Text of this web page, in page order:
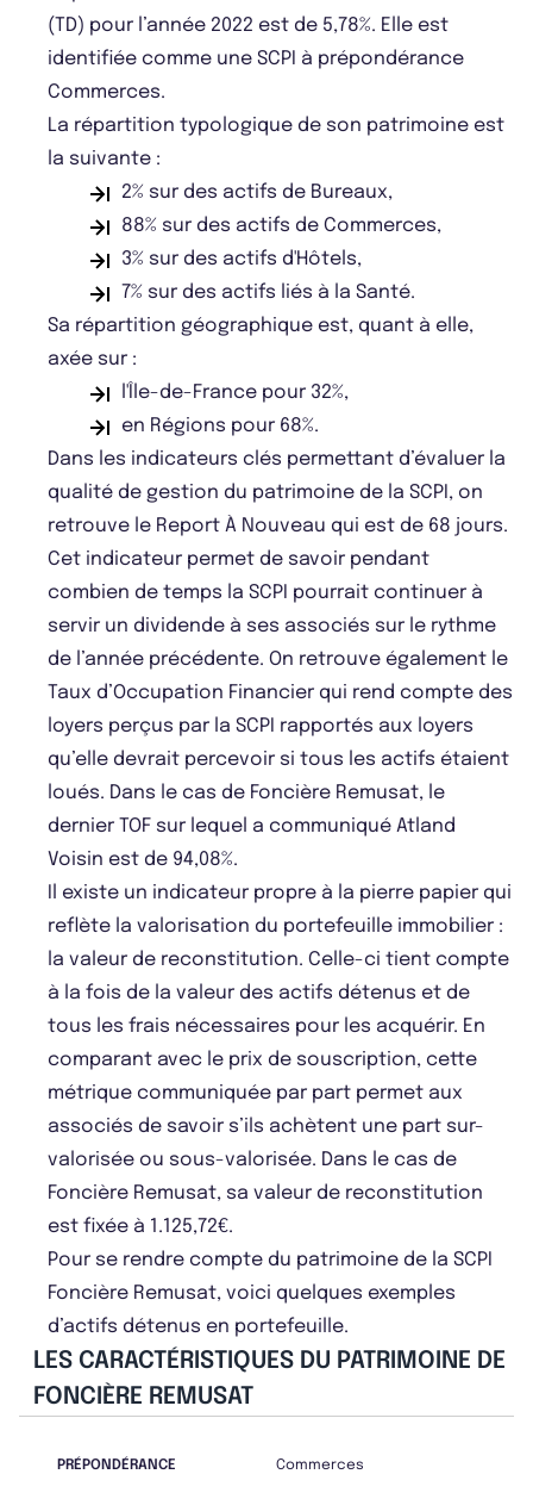
(TD) pour l’année 2022 est de 5,78%. Elle est
identifiée comme une SCPI à prépondérance
Commerces.
La répartition typologique de son patrimoine est
la suivante :
2% sur des actifs de Bureaux,
88% sur des actifs de Commerces,
3% sur des actifs d'Hôtels,
7% sur des actifs liés à la Santé.
Sa répartition géographique est, quant à elle,
axée sur :
l'Île-de-France pour 32%,
en Régions pour 68%.
Dans les indicateurs clés permettant d’évaluer la
qualité de gestion du patrimoine de la SCPI, on
retrouve le Report À Nouveau qui est de 68 jours.
Cet indicateur permet de savoir pendant
combien de temps la SCPI pourrait continuer à
servir un dividende à ses associés sur le rythme
de l’année précédente. On retrouve également le
Taux d’Occupation Financier qui rend compte des
loyers perçus par la SCPI rapportés aux loyers
qu’elle devrait percevoir si tous les actifs étaient
loués. Dans le cas de Foncière Remusat, le
dernier TOF sur lequel a communiqué Atland
Voisin est de 94,08%.
Il existe un indicateur propre à la pierre papier qui
reflète la valorisation du portefeuille immobilier :
la valeur de reconstitution. Celle-ci tient compte
à la fois de la valeur des actifs détenus et de
tous les frais nécessaires pour les acquérir. En
comparant avec le prix de souscription, cette
métrique communiquée par part permet aux
associés de savoir s’ils achètent une part sur-
valorisée ou sous-valorisée. Dans le cas de
Foncière Remusat, sa valeur de reconstitution
est fixée à 1.125,72€.
Pour se rendre compte du patrimoine de la SCPI
Foncière Remusat, voici quelques exemples
d’actifs détenus en portefeuille.
LES CARACTÉRISTIQUES DU PATRIMOINE DE
FONCIÈRE REMUSAT
PRÉPONDÉRANCE Commerces